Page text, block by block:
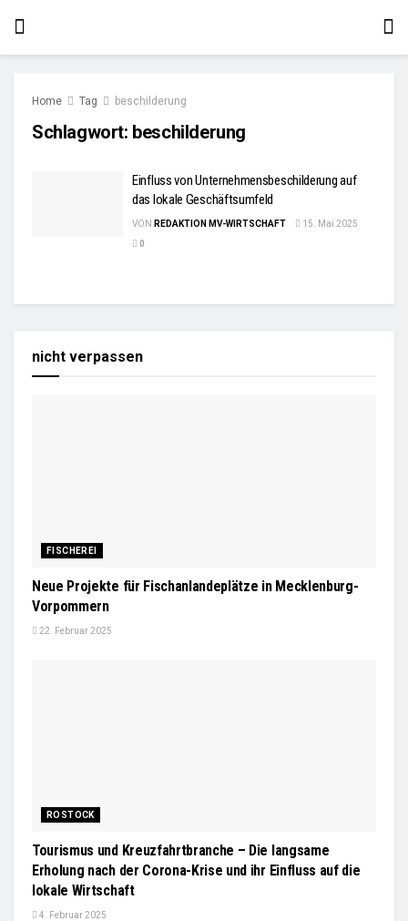
Home Tag beschilderung
Schlagwort: beschilderung
Einfluss von Unternehmensbeschilderung auf
das lokale Geschäftsumfeld
VON REDAKTION MV-WIRTSCHAFT
15. Mai 2025
0
nicht verpassen
FISCHEREI
Neue Projekte für Fischanlandeplätze in Mecklenburg-
Vorpommern
22. Februar 2025
ROSTOCK
Tourismus und Kreuzfahrtbranche – Die langsame
Erholung nach der Corona-Krise und ihr Einfluss auf die
lokale Wirtschaft
4. Februar 2025